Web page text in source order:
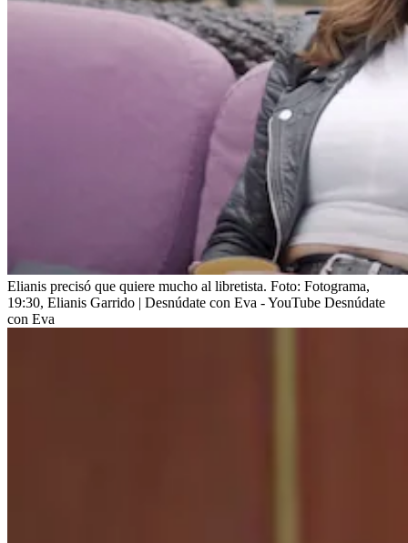
Elianis precisó que quiere mucho al libretista. Foto: Fotograma,
19:30, Elianis Garrido | Desnúdate con Eva - YouTube Desnúdate
con Eva